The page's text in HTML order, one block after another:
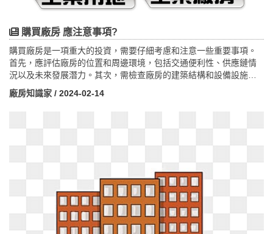
購買廠房 應注意事項?
購買廠房是一項重大的投資，需要仔細考慮和注意一些重要事項。
首先，應評估廠房的位置和周邊環境，包括交通便利性、供應鏈情
況以及未來發展潛力。其次，需檢查廠房的建築結構和設備設施，
確保符合當地建築標準和安全要求，並預估未來維護和更新成本。
同時，應評估廠房的土地所有權和土地使用權情況，確保合法性和
廠房知識家 / 2024-02-14